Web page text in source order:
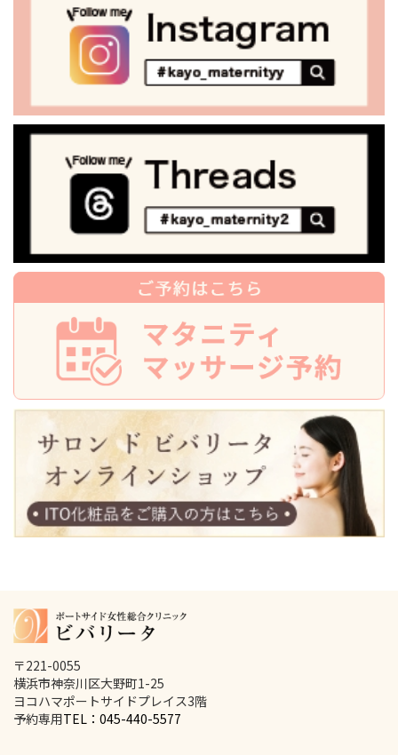
〒221-0055
横浜市神奈川区大野町1-25
ヨコハマポートサイドプレイス3階
予約専用TEL：045-440-5577